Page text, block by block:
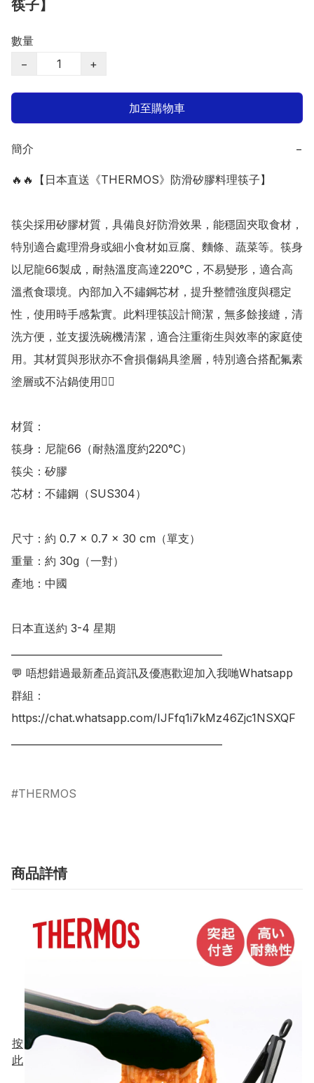
筷子】
數量
−
+
加至購物車
簡介 −
🔥🔥【日本直送《THERMOS》防滑矽膠料理筷子】
筷尖採用矽膠材質，具備良好防滑效果，能穩固夾取食材，
特別適合處理滑身或細小食材如豆腐、麵條、蔬菜等。筷身
以尼龍66製成，耐熱溫度高達220°C，不易變形，適合高
溫煮食環境。內部加入不鏽鋼芯材，提升整體強度與穩定
性，使用時手感紮實。此料理筷設計簡潔，無多餘接縫，清
洗方便，並支援洗碗機清潔，適合注重衛生與效率的家庭使
用。其材質與形狀亦不會損傷鍋具塗層，特別適合搭配氟素
塗層或不沾鍋使用👍🏻
材質：
筷身：尼龍66（耐熱溫度約220°C）
筷尖：矽膠
芯材：不鏽鋼（SUS304）
尺寸：約 0.7 × 0.7 × 30 cm（單支）
重量：約 30g（一對）
產地：中國
日本直送約 3-4 星期
💬 唔想錯過最新產品資訊及優惠歡迎加入我哋Whatsapp
群組：
https://chat.whatsapp.com/IJFfq1i7kMz46Zjc1NSXQF
THERMOS
商品詳情
按
此